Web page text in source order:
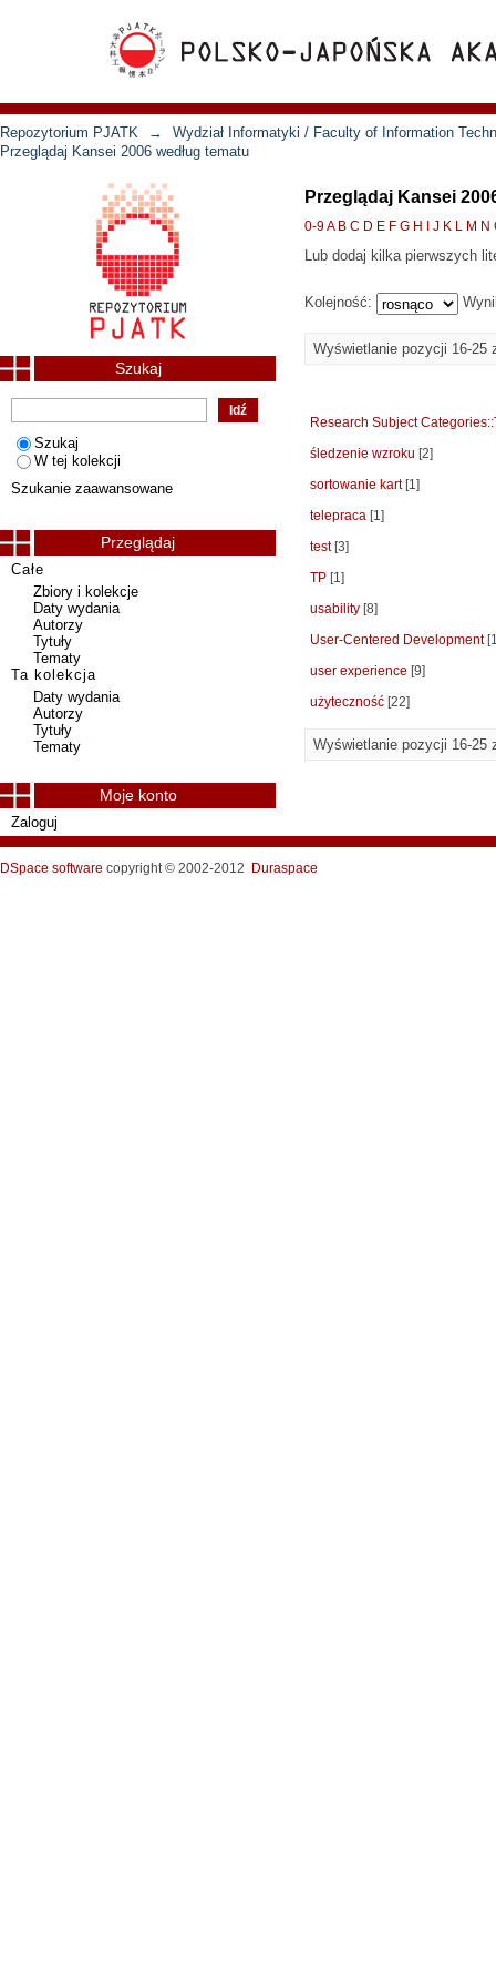
Repozytorium PJATK →
Wydział Informatyki / Faculty of Information
Przeglądaj Kansei 2006 według tematu
Przeglądaj Kansei
0-9A B C D E F G H J K L M N
Lub dodaj kilka pierwszych
Kolejność:
Wyświetlanie pozycji 16-25
Research Subject
śledzenie wzroku [2]
sortowanie kart[1]
telepraca [1]
test[3]
TP [1]
usability [8]
User-Centered Development
user experience [9]
użyteczność [22]
Wyświetlanie pozycji 16-25
Szukaj
Szukaj
W tej kolekcji
Szukanie zaawansowane
Przeglądaj
Całe
Zbiory i kolekcje
Daty wydania
Autorzy
Tytuły
Tematy
Ta kolekcja
Daty wydania
Autorzy
Tytuły
Tematy
Moje konto
Zaloguj
DSpace software copyright © 2002-2012 Duraspace